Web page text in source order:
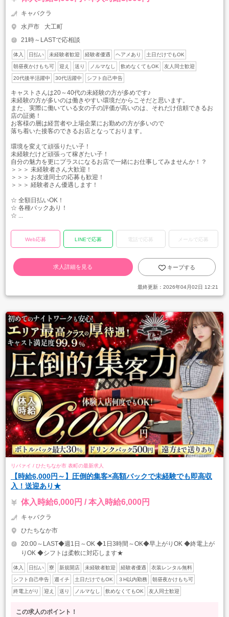
キャバクラ
水戸市
大工町
21時～LASTで応相談
体入 日払い 未経験者歓迎 経験者優遇 ヘアメあり 土日だけでもOK
朝昼夜かけもち可 迎え 送り ノルマなし 飲めなくてもOK 友人同士歓迎
20代後半活躍中 30代活躍中 シフト自己申告
キャストさんは20～40代の未経験の方が多めです♪
未経験の方が多いのは働きやすい環境だからこそだと思います。
また、実際に働いている女の子の評価が高いのは、それだけ信頼できるお
店の証拠！
お客様の層は経営者や上場企業にお勤めの方が多いので
落ち着いた接客のできるお店となっております。
環境を変えて頑張りたい子！
未経験だけど頑張って稼ぎたい子！
自分の魅力を更にプラスになるお店で一緒にお仕事してみませんか！？
＞＞＞ 未経験者さん大歓迎！
＞＞＞ お友達同士の応募も歓迎！
＞＞＞ 経験者さん優遇します！
☆ 全額日払いOK！
☆ 各種バックあり！
☆ ...
Web応募 LINEで応募 電話で応募 メールで応募
求人詳細を見る キープする
最終更新： 2026年04月02日 12:21
リバァイ / ひたちなか市 表町の最新求人
【時給6,000円～】圧倒的集客×高額バックで未経験でも即高収
入！送迎あり★
体入時給6,000円 / 本入時給6,000円
キャバクラ
ひたちなか市
20:00～LAST◆週1日～OK ◆1日3時間～OK◆早上がりOK ◆終電上が
りOK ◆シフトは柔軟に対応します★
体入 日払い 寮 新規開店 未経験者歓迎 経験者優遇 衣装レンタル無料
シフト自己申告 週イチ 土日だけでもOK ３H以内勤務 朝昼夜かけもち可
終電上がり 迎え 送り ノルマなし 飲めなくてもOK 友人同士歓迎
この求人のポイント！